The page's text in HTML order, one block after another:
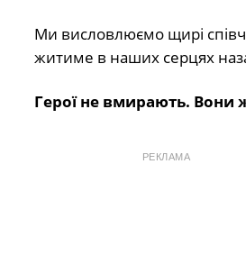
Ми висловлюємо щирі
житиме в наших серцях
Герої не вмирають. Вони
РЕКЛАМА